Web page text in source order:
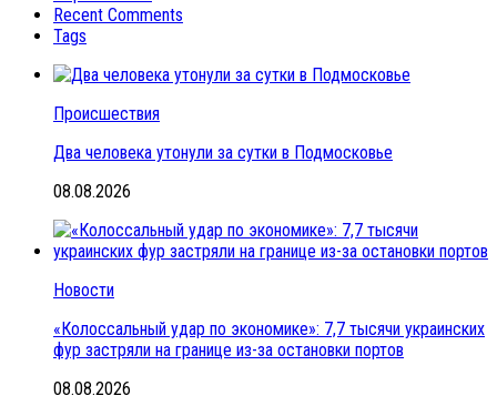
Recent Comments
Tags
Происшествия
Два человека утонули за сутки в Подмосковье
08.08.2026
Новости
«Колоссальный удар по экономике»: 7,7 тысячи украинских
фур застряли на границе из-за остановки портов
08.08.2026